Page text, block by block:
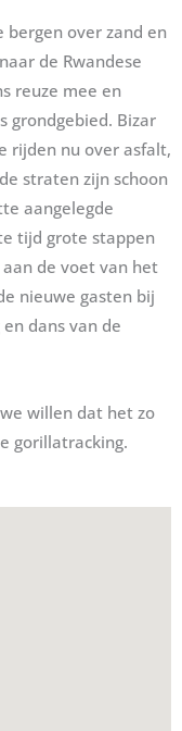
bergen over zand en
de Rwandese
reuze mee en
grondgebied. Bizar
rijden nu over asfalt,
straten zijn schoon
aangelegde
tijd grote stappen
de voet van het
nieuwe gasten bij
dans van de
willen dat het zo
gorillatracking.